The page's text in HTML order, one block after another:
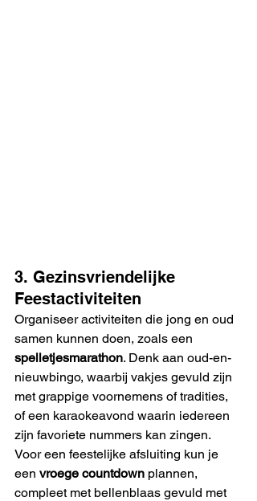
3. Gezinsvriendelijke
Feestactiviteiten
Organiseer activiteiten die jong en oud
samen kunnen doen, zoals een
spelletjesmarathon. Denk aan oud-en-
nieuwbingo, waarbij vakjes gevuld zijn
met grappige voornemens of tradities,
of een karaokeavond waarin iedereen
zijn favoriete nummers kan zingen.
Voor een feestelijke afsluiting kun je
een vroege countdown plannen,
compleet met bellenblaas gevuld met